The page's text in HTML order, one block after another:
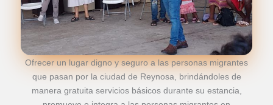
Ofrecer un lugar digno y seguro a las personas migrantes
que pasan por la ciudad de Reynosa, brindándoles de
manera gratuita servicios básicos durante su estancia,